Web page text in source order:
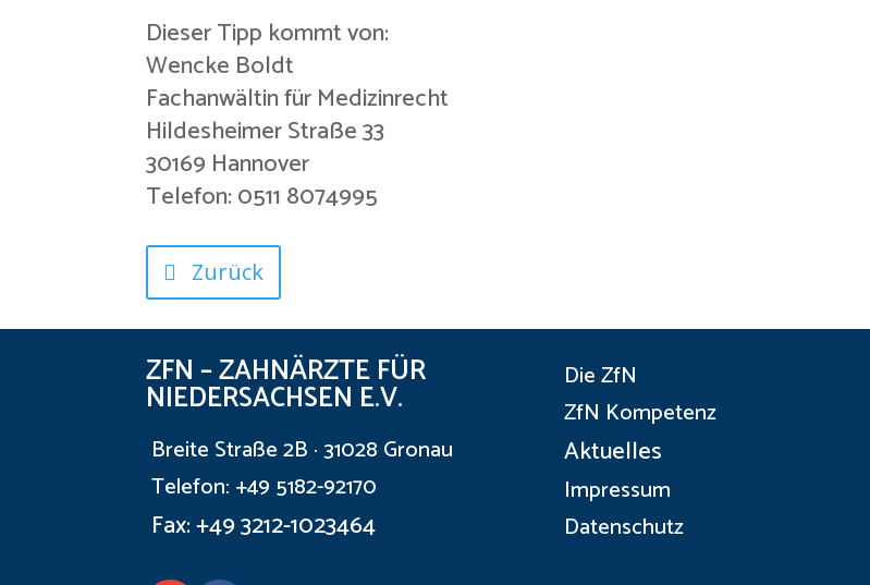
Dieser Tipp kommt von:
Wencke Boldt
Fachanwältin für Medizinrecht
Hildesheimer Straße 33
30169 Hannover
Telefon: 0511 8074995
Zurück
ZFN – ZAHNÄRZTE FÜR
NIEDERSACHSEN E.V.
Breite Straße 2B · 31028 Gronau
Telefon: +49 5182-92170
Fax: +49 3212-1023464
Die ZfN
ZfN Kompetenz
Aktuelles
Impressum
Datenschutz